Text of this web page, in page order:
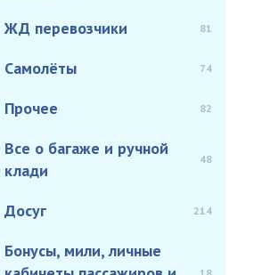
ЖД перевозчики 81
Самолёты 74
Прочее 82
Все о багаже и ручной
клади
48
Досуг 214
Бонусы, мили, личные